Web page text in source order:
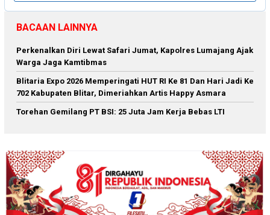
BACAAN LAINNYA
Perkenalkan Diri Lewat Safari Jumat, Kapolres Lumajang Ajak
Warga Jaga Kamtibmas
Blitaria Expo 2026 Memperingati HUT RI Ke 81 Dan Hari Jadi Ke
702 Kabupaten Blitar, Dimeriahkan Artis Happy Asmara
Torehan Gemilang PT BSI: 25 Juta Jam Kerja Bebas LTI